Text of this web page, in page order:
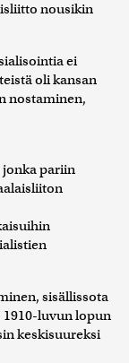
nousikin
ei
oli kansan
nostaminen,
jonka pariin
sisällissota
luvun lopun
keskisuureksi